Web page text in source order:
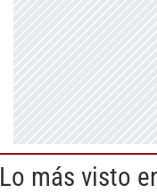
Lo más visto